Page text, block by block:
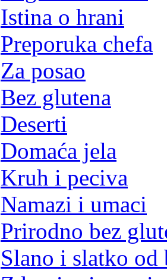
Istina o hrani
Preporuka chefa
Za posao
Bez glutena
Deserti
Domaća jela
Kruh i peciva
Namazi i umaci
Prirodno bez
Slano i slatko od